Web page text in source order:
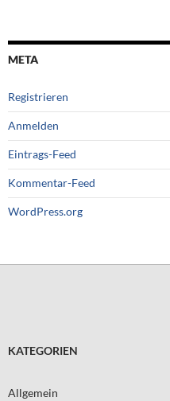
META
Registrieren
Anmelden
Eintrags-Feed
Kommentar-Feed
WordPress.org
KATEGORIEN
Allgemein